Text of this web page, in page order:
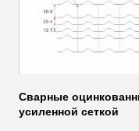
Сварные
усиленной сеткой